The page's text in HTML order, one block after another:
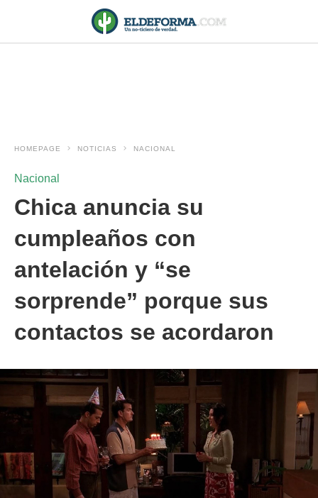
HOMEPAGE NOTICIAS NACIONAL
Nacional
Chica anuncia su
cumpleaños con
antelación y “se
sorprende” porque sus
contactos se acordaron